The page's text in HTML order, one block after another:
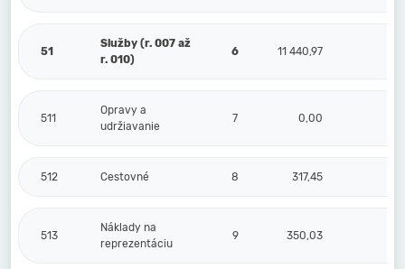
51
Služby (r. 007 až
r. 010)
6 11 440,97
511
Opravy a
udržiavanie
7 0,00
512 Cestovné 8 317,45
513
Náklady na
reprezentáciu
9 350,03